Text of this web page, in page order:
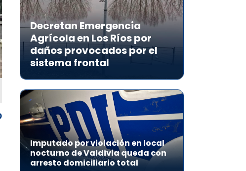
Decretan Emergencia
Agrícola en Los Ríos por
daños provocados por el
sistema frontal
Imputado por violación en local
nocturno de Valdivia queda con
arresto domiciliario total